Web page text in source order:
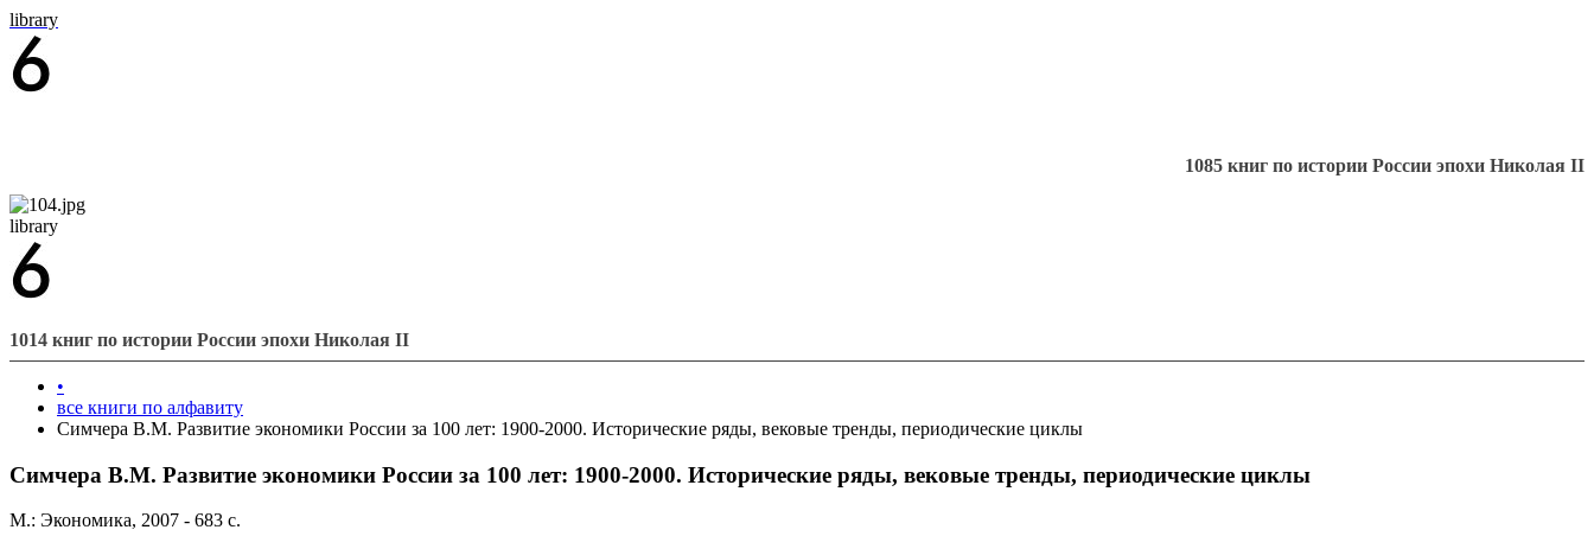
library
1085 книг по истории России эпохи Николая II
library
1014 книг по истории России эпохи Николая II
•
все книги по алфавиту
Симчера В.М. Развитие экономики России за 100 лет: 1900-2000. Исторические ряды, вековые тренды, периодические циклы
Симчера В.М. Развитие экономики России за 100 лет: 1900-2000. Исторические ряды, вековые тренды, периодические циклы
М.: Экономика, 2007 - 683 с.